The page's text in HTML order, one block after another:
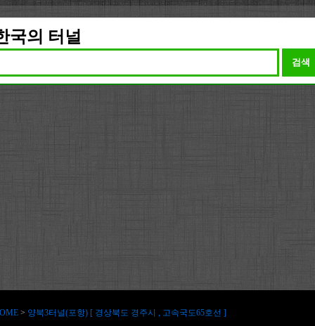
국의 터널
검색
> 양북3터널(포항) [ 경상북도 경주시 , 고속국도65호선 ]